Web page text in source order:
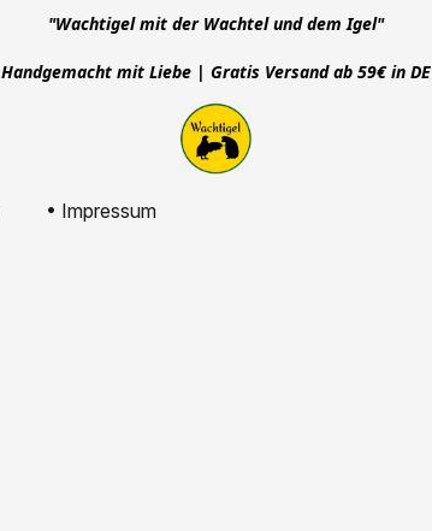
"Wachtigel mit der Wachtel und dem Igel"
Handgemacht mit Liebe | Gratis Versand ab 59€ in DE
• Impressum